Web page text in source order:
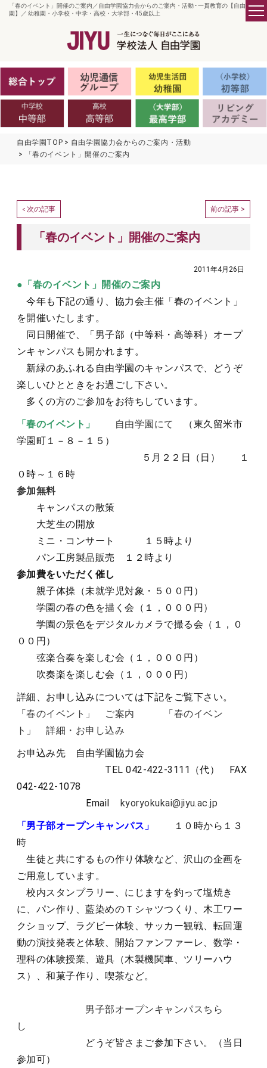
「春のイベント」開催のご案内／自由学園協力会からのご案内・活動 - 一貫教育の【自由学
園】／ 幼稚園・小学校・中学・高校・大学部・45歳以上
自由学園TOP
自由学園協力会からのご案内・活動
「春のイベント」開催のご案内
< 次の記事 前の記事 >
「春のイベント」開催のご案内
2011年4月26日
●「春のイベント」開催のご案内
今年も下記の通り、協力会主催「春のイベント」
を開催いたします。
同日開催で、「男子部（中等科・高等科）オープ
ンキャンパスも開かれます。
新緑のあふれる自由学園のキャンパスで、どうぞ
楽しいひとときをお過ごし下さい。
多くの方のご参加をお待ちしています。
「春のイベント」
自由学園にて
（東久留米市
学園町１－８－１５）
５月２２日（日） １
０時～１６時
参加無料
キャンパスの散策
大芝生の開放
ミニ・コンサート １５時より
パン工房製品販売 １２時より
参加費をいただく催し
親子体操（未就学児対象・５００円）
学園の春の色を描く会（１，０００円）
学園の景色をデジタルカメラで撮る会（１，０
００円）
弦楽合奏を楽しむ会（１，０００円）
吹奏楽を楽しむ会（１，０００円）
詳細、お申し込みについては下記をご覧下さい。
「春のイベント」 ご案内
「春のイベン
ト」 詳細・お申し込み
お申込み先 自由学園協力会
TEL 042-422-3111（代） FAX
042-422-1078
Email kyoryokukai@jiyu.ac.jp
「男子部オープンキャンパス」
１０時から１３
時
生徒と共にするもの作り体験など、沢山の企画を
ご用意しています。
校内スタンプラリー、にじますを釣って塩焼き
に、パン作り、藍染めのＴシャツつくり、木工ワー
クショップ、ラグビー体験、サッカー観戦、転回運
動の演技発表と体験、開始ファンファーレ、数学・
理科の体験授業、遊具（木製機関車、ツリーハウ
ス）、和菓子作り、喫茶など。
男子部オープンキャンパスちら
し
どうぞ皆さまご参加下さい。（当日
参加可）